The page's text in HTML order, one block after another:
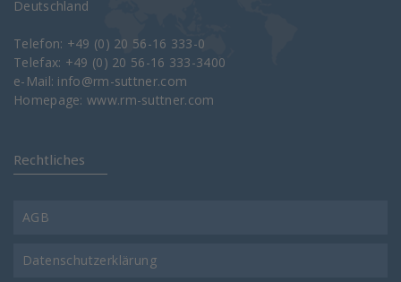
Deutschland
Telefon: +49 (0) 20 56-16 333-0
Telefax: +49 (0) 20 56-16 333-3400
e-Mail: info@rm-suttner.com
Homepage:www.rm-suttner.com
Rechtliches
AGB
Datenschutzerklärung